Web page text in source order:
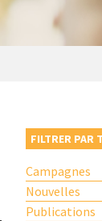
FILTRER PAR
Campagnes
Nouvelles
Publications